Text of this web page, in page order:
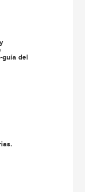
guía del